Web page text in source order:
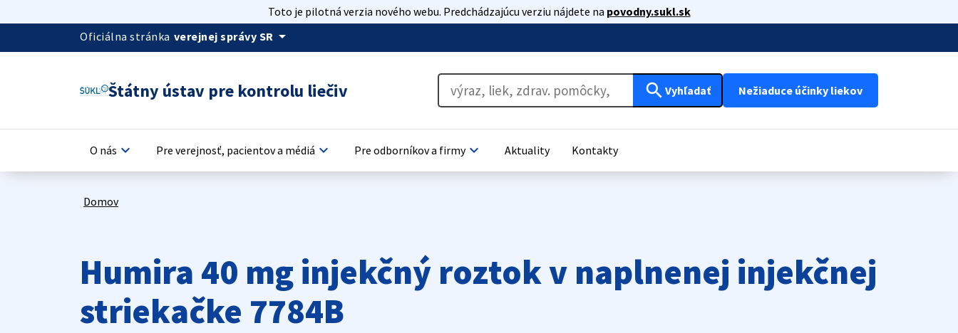
Toto je pilotná verzia nového webu. Predchádzajúcu verziu nájdete na povodny.sukl.sk
Oficiálna stránka verejnej správy SR arrow_drop_down
Štátny ústav pre kontrolu liečiv search Vyhľadať Nežiaduce účinky liekov
O nás keyboard_arrow_down Pre verejnosť, pacientov a médiá keyboard_arrow_down Pre odborníkov a firmykeyboard_arrow_down Aktuality Kontakty
Domov
Humira 40 mg injekčný roztok v naplnenej injekčnej
striekačke 7784B